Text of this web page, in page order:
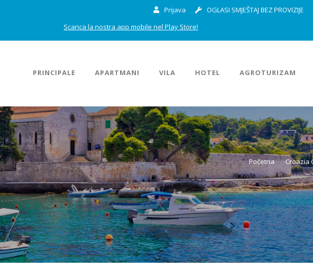
Prijava OGLASI SMJEŠTAJ BEZ PROVIZIJE
Scarica la nostra app mobile nel Play Store!
PRINCIPALE APARTMANI VILA HOTEL AGROTURIZAM
Početna Croazia